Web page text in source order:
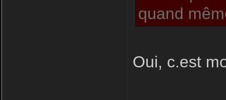
quand
Oui, c.est